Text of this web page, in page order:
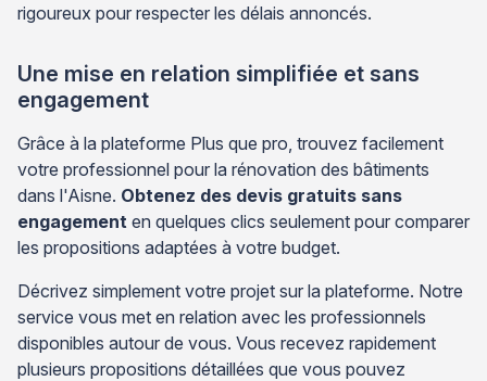
rigoureux pour respecter les délais annoncés.
Une mise en relation simplifiée et sans
engagement
Grâce à la plateforme Plus que pro, trouvez facilement
votre professionnel pour la rénovation des bâtiments
dans l'Aisne. Obtenez des devis gratuits sans
engagement en quelques clics seulement pour comparer
les propositions adaptées à votre budget.
Décrivez simplement votre projet sur la plateforme. Notre
service vous met en relation avec les professionnels
disponibles autour de vous. Vous recevez rapidement
plusieurs propositions détaillées que vous pouvez